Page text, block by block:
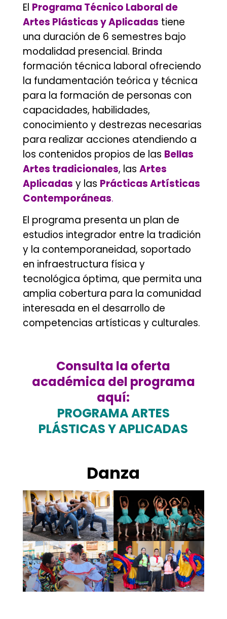
El Programa Técnico Laboral de
Artes Plásticas y Aplicadas tiene
una duración de 6 semestres bajo
modalidad presencial. Brinda
formación técnica laboral ofreciendo
la fundamentación teórica y técnica
para la formación de personas con
capacidades, habilidades,
conocimiento y destrezas necesarias
para realizar acciones atendiendo a
los contenidos propios de las Bellas
Artes tradicionales, las Artes
Aplicadas y las Prácticas Artísticas
Contemporáneas.
El programa presenta un plan de
estudios integrador entre la tradición
y la contemporaneidad, soportado
en infraestructura física y
tecnológica óptima, que permita una
amplia cobertura para la comunidad
interesada en el desarrollo de
competencias artísticas y culturales.
Consulta la oferta
académica del programa
aquí:
PROGRAMA ARTES
PLÁSTICAS Y APLICADAS
Danza